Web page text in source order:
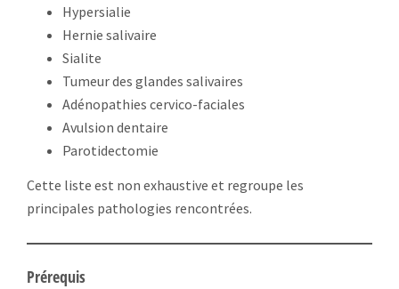
Hypersialie
Hernie salivaire
Sialite
Tumeur des glandes salivaires
Adénopathies cervico-faciales
Avulsion dentaire
Parotidectomie
Cette liste est non exhaustive et regroupe les
principales pathologies rencontrées.
Prérequis